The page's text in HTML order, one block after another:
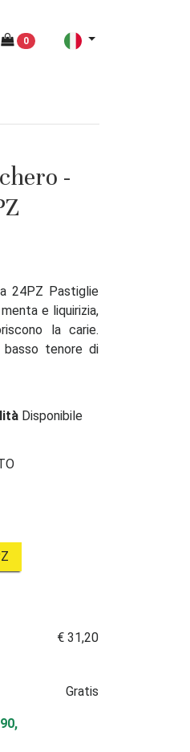
0
-
24PZ Pastiglie
e liquirizia,
la carie.
tenore di
Disponibile
€ 31,20
Gratis